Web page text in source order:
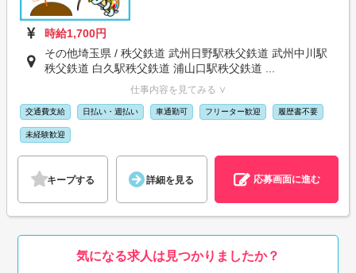
時給1,700円
その他埼玉県 / 秩父鉄道 武州日野駅秩父鉄道 武州中川駅
秩父鉄道 白久駅秩父鉄道 浦山口駅秩父鉄道 ...
仕事内容を見てみる ∨
交通費支給 日払い・週払い 車通勤可 フリーター歓迎 履歴書不要
未経験歓迎
キープする 詳細を見る 応募画面に進む
気になる求人は見つかりましたか？